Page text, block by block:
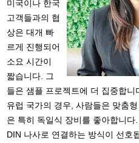
미국이나 한국
고객들과의 협
상은 대개 빠
르게 진행되어
소요 시간이
짧습니다. 그
들은 샘플 프로젝트에 더 집중합니
유럽 국가의 경우, 사람들은 맞춤
은 특히 독일식 장비를 좋아합니
DIN 나사로 연결하는 방식이 선호